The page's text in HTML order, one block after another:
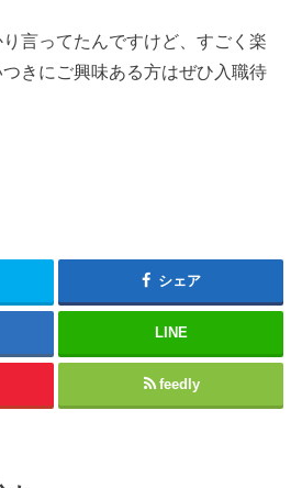
り言ってたんですけど 、すごく楽
つきにご興味ある方はぜひ入職待
シェア
LINE
feedly